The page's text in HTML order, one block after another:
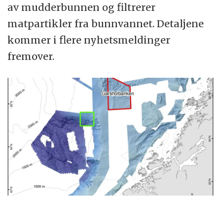
av mudderbunnen og filtrerer
matpartikler fra bunnvannet. Detaljene
kommer i flere nyhetsmeldinger
fremover.